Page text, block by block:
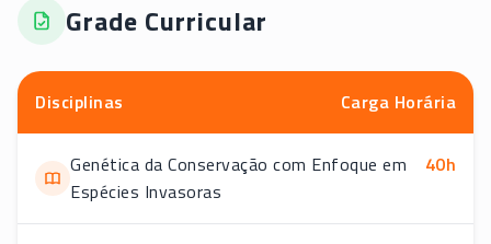
Grade Curricular
Disciplinas Carga Horária
Genética da Conservação com Enfoque em
Espécies Invasoras
40h